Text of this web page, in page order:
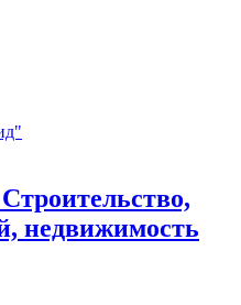
недвижимость